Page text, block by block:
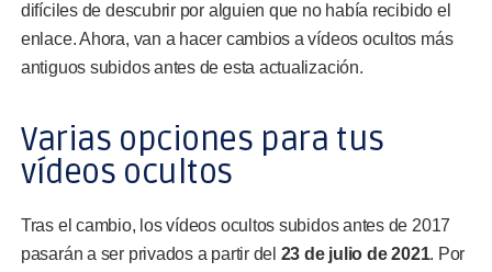
difíciles de descubrir por alguien que no había recibido el
enlace. Ahora, van a hacer cambios a vídeos ocultos más
antiguos subidos antes de esta actualización.
Varias opciones para tus
vídeos ocultos
Tras el cambio, los vídeos ocultos subidos antes de 2017
pasarán a ser privados a partir del 23 de julio de 2021. Por